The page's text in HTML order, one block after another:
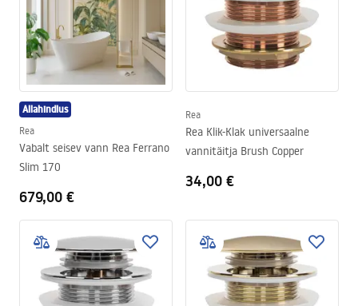
Allahindlus
Rea
Vabalt seisev vann Rea Ferrano
Slim 170
679,00 €
Rea
Rea Klik-Klak universaalne
vannitäitja Brush Copper
34,00 €